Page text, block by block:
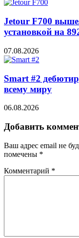
Jetour F700
установкой на
07.08.2026
Smart #2
всему миру
06.08.2026
Добавить
Ваш адрес email не
помечены *
Комментарий *